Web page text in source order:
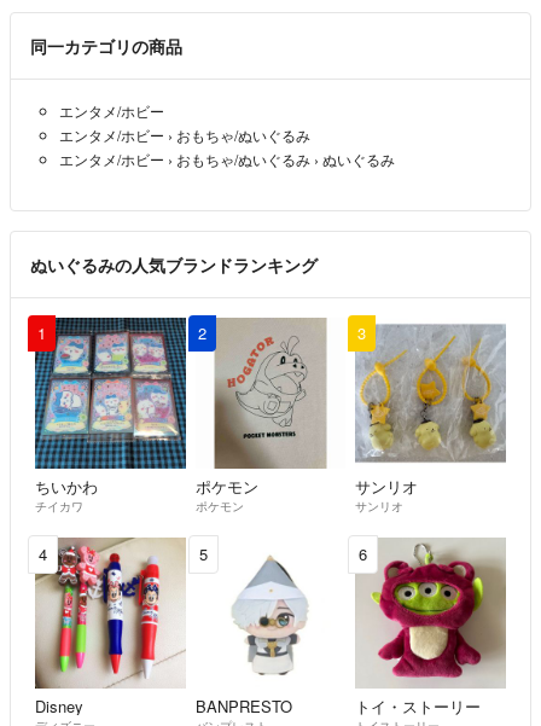
同一カテゴリの商品
エンタメ/ホビー
エンタメ/ホビー › おもちゃ/ぬいぐるみ
エンタメ/ホビー › おもちゃ/ぬいぐるみ › ぬいぐるみ
ぬいぐるみの人気ブランドランキング
1
ちいかわ
チイカワ
2
ポケモン
ポケモン
3
サンリオ
サンリオ
4
Disney
5
BANPRESTO
6
トイ・ストーリー